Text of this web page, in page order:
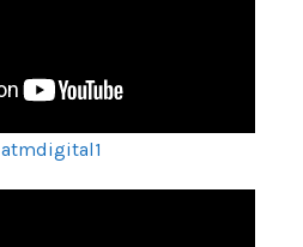
atmdigital1